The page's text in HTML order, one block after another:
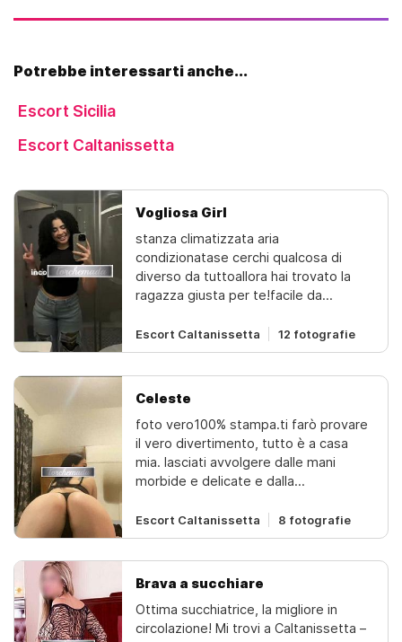
Potrebbe interessarti anche...
Escort Sicilia
Escort Caltanissetta
Vogliosa Girl
stanza climatizzata aria
condizionatase cerchi qualcosa di
diverso da tuttoallora hai trovato la
ragazza giusta per te!facile da
Escort Caltanissetta 12 fotografie
Celeste
foto vero100% stampa.ti farò provare
il vero divertimento, tutto è a casa
mia. lasciati avvolgere dalle mani
morbide e delicate e dalla
inclusiva operazione, risveglia l'energia
importante del tuo corpo! solo per te
incredibile!con me puoi dimenticare lo
massaggi.corpo su corpo,darti che
tutto vuoi.brava e giovane ragazza
Escort Caltanissetta 8 fotografie
Brava a succhiare
Ottima succhiatrice, la migliore in
circolazione! Mi trovi a Caltanissetta –